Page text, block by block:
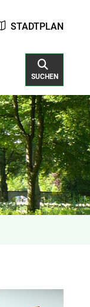
STADTPLAN
SUCHEN